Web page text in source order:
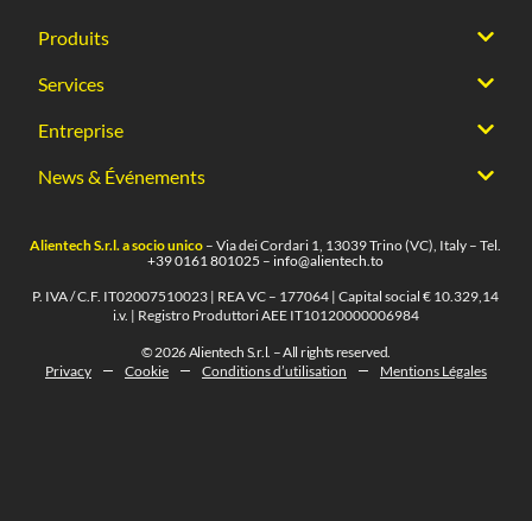
Produits
Services
Entreprise
News & Événements
Alientech S.r.l. a socio unico – Via dei Cordari 1, 13039 Trino (VC), Italy – Tel.
+39 0161 801025 – info@alientech.to
P. IVA / C.F. IT02007510023 | REA VC – 177064 | Capital social € 10.329,14
i.v. | Registro Produttori AEE IT10120000006984
© 2026 Alientech S.r.l. – All rights reserved.
Privacy
Cookie Conditions d’utilisation Mentions Légales